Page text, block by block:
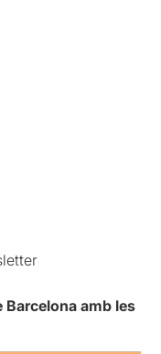
Barcelona amb les